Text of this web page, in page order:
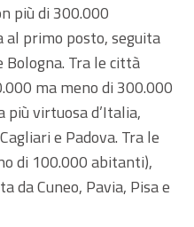
più di 300.000
al primo posto, seguita
Bologna. Tra le città
ma meno di 300.000
più virtuosa d’Italia,
e Padova. Tra le
di 100.000 abitanti),
da Cuneo, Pavia, Pisa e